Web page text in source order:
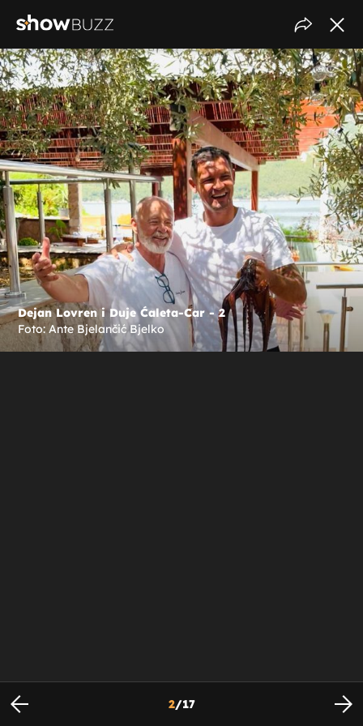
Dejan Lovren i Duje Ćaleta-Car - 2
Foto: Ante Bjelančić Bjelko
2/17